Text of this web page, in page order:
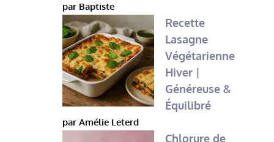
par Baptiste
Recette
Lasagne
Végétarienne
Hiver |
Généreuse &
Équilibré
par Amélie Leterd
Chlorure de